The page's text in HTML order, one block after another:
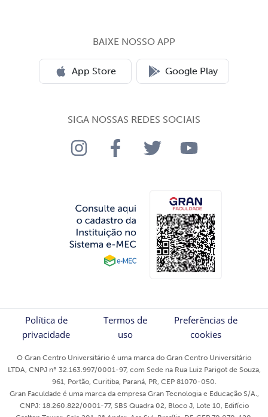
BAIXE NOSSO APP
App Store Google Play
SIGA NOSSAS REDES SOCIAIS
Política de
privacidade
Termos de
uso
Preferências de
cookies
O Gran Centro Universitário é uma marca do Gran Centro Universitário
LTDA, CNPJ nº 32.163.997/0001-97, com Sede na Rua Luiz Parigot de Souza,
961, Portão, Curitiba, Paraná, PR, CEP 81070-050.
Gran Faculdade é uma marca da empresa Gran Tecnologia e Educação S/A.,
CNPJ: 18.260.822/0001-77, SBS Quadra 02, Bloco J, Lote 10, Edifício